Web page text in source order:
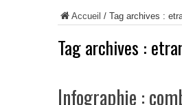
Accueil / Tag archives :
Tag archives :
Infographie :